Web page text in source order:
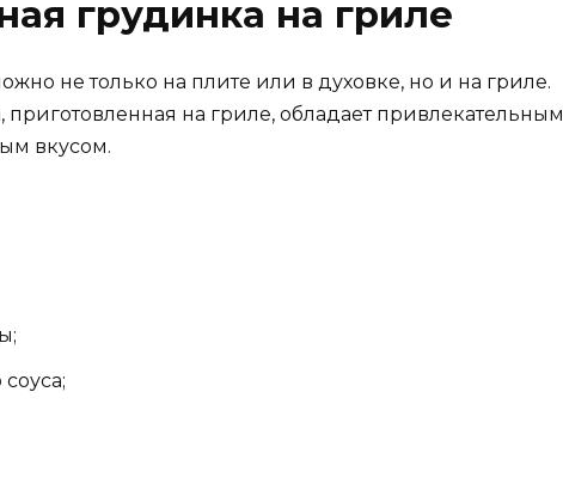
грудинка на гриле
не только на плите или в духовке, но и на гриле.
на гриле, обладает привлекательным
вкусом.